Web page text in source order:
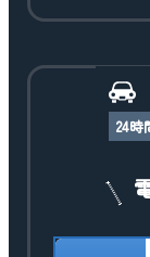
24時